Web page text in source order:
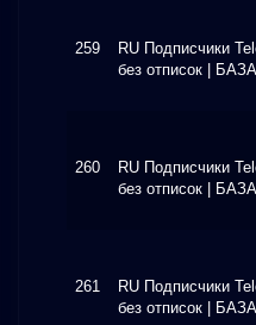
259
RU Подписчики
без отписок |
260
RU Подписчики
без отписок |
261
RU Подписчики
без отписок |